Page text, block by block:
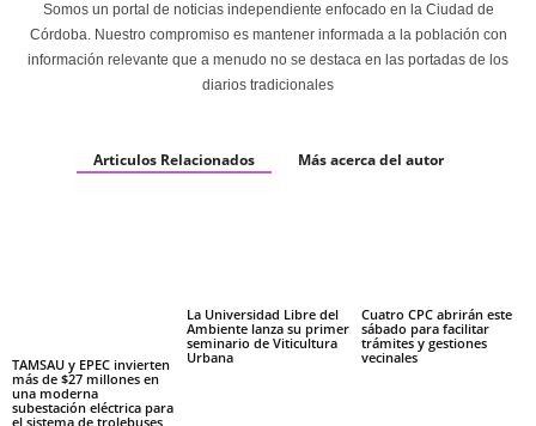
Somos un portal de noticias independiente enfocado en la Ciudad de
Córdoba. Nuestro compromiso es mantener informada a la población con
información relevante que a menudo no se destaca en las portadas de los
diarios tradicionales
Articulos Relacionados Más acerca del autor
TAMSAU y EPEC invierten
más de $27 millones en
una moderna
subestación eléctrica para
el sistema de trolebuses
La Universidad Libre del
Ambiente lanza su primer
seminario de Viticultura
Urbana
Cuatro CPC abrirán este
sábado para facilitar
trámites y gestiones
vecinales